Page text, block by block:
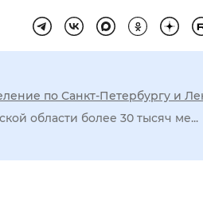
режима
по Санкт-Петербургу и
области более 30 тысяч ме...